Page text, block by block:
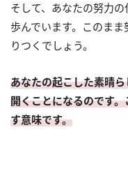
そして、あなたの努力
歩んでいます。このま
りつくでしょう。
あなたの起こした素晴
開くことになるのです
す意味です。